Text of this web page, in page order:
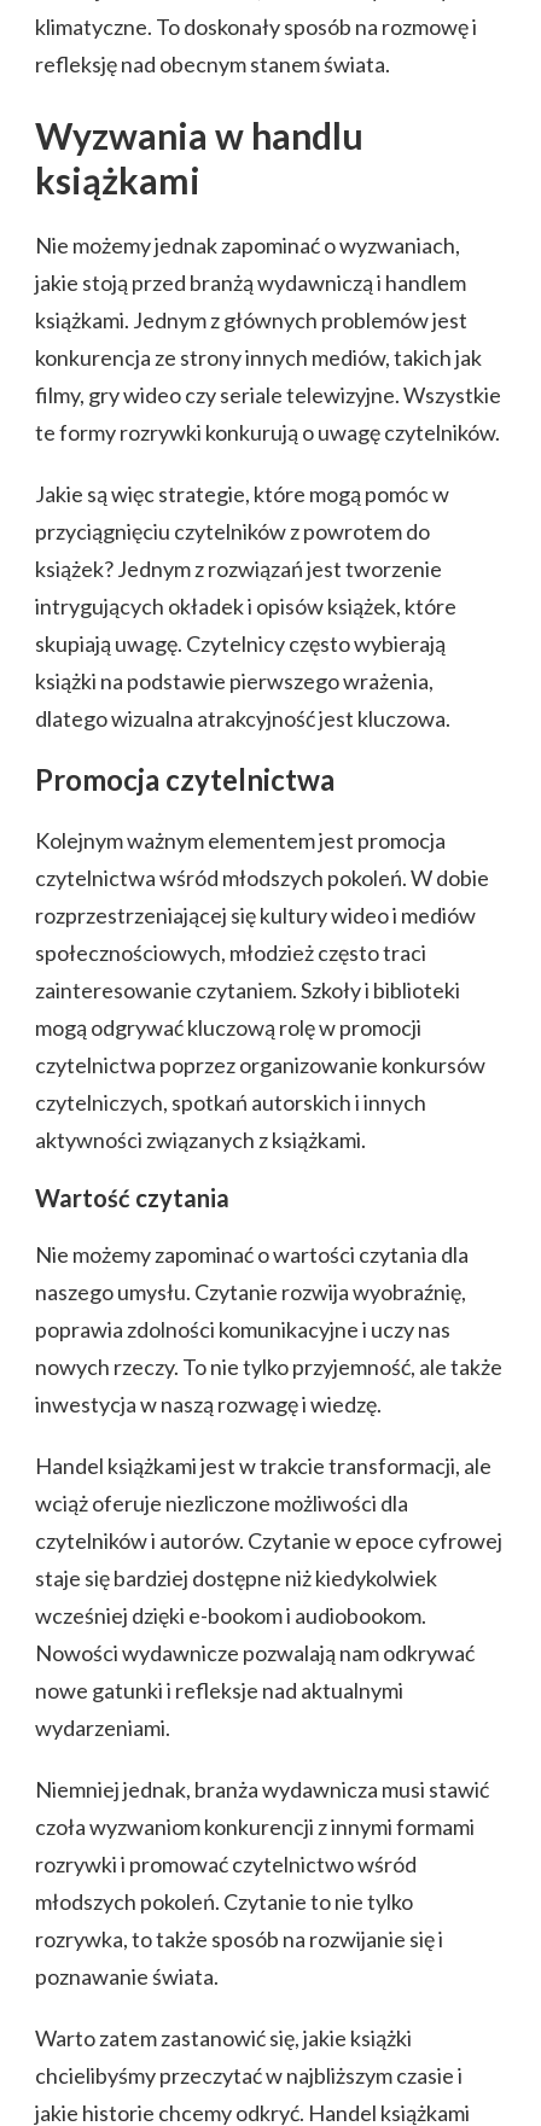
klimatyczne. To doskonały sposób na rozmowę i
refleksję nad obecnym stanem świata.
Wyzwania w handlu
książkami
Nie możemy jednak zapominać o wyzwaniach,
jakie stoją przed branżą wydawniczą i handlem
książkami. Jednym z głównych problemów jest
konkurencja ze strony innych mediów, takich jak
filmy, gry wideo czy seriale telewizyjne. Wszystkie
te formy rozrywki konkurują o uwagę czytelników.
Jakie są więc strategie, które mogą pomóc w
przyciągnięciu czytelników z powrotem do
książek? Jednym z rozwiązań jest tworzenie
intrygujących okładek i opisów książek, które
skupiają uwagę. Czytelnicy często wybierają
książki na podstawie pierwszego wrażenia,
dlatego wizualna atrakcyjność jest kluczowa.
Promocja czytelnictwa
Kolejnym ważnym elementem jest promocja
czytelnictwa wśród młodszych pokoleń. W dobie
rozprzestrzeniającej się kultury wideo i mediów
społecznościowych, młodzież często traci
zainteresowanie czytaniem. Szkoły i biblioteki
mogą odgrywać kluczową rolę w promocji
czytelnictwa poprzez organizowanie konkursów
czytelniczych, spotkań autorskich i innych
aktywności związanych z książkami.
Wartość czytania
Nie możemy zapominać o wartości czytania dla
naszego umysłu. Czytanie rozwija wyobraźnię,
poprawia zdolności komunikacyjne i uczy nas
nowych rzeczy. To nie tylko przyjemność, ale także
inwestycja w naszą rozwagę i wiedzę.
Handel książkami jest w trakcie transformacji, ale
wciąż oferuje niezliczone możliwości dla
czytelników i autorów. Czytanie w epoce cyfrowej
staje się bardziej dostępne niż kiedykolwiek
wcześniej dzięki e-bookom i audiobookom.
Nowości wydawnicze pozwalają nam odkrywać
nowe gatunki i refleksje nad aktualnymi
wydarzeniami.
Niemniej jednak, branża wydawnicza musi stawić
czoła wyzwaniom konkurencji z innymi formami
rozrywki i promować czytelnictwo wśród
młodszych pokoleń. Czytanie to nie tylko
rozrywka, to także sposób na rozwijanie się i
poznawanie świata.
Warto zatem zastanowić się, jakie książki
chcielibyśmy przeczytać w najbliższym czasie i
jakie historie chcemy odkryć. Handel książkami